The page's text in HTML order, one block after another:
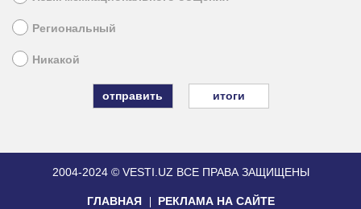
Региональный
Никакой
итоги
2004-2024 © VESTI.UZ ВСЕ ПРАВА ЗАЩИЩЕНЫ
ГЛАВНАЯ РЕКЛАМА НА САЙТЕ